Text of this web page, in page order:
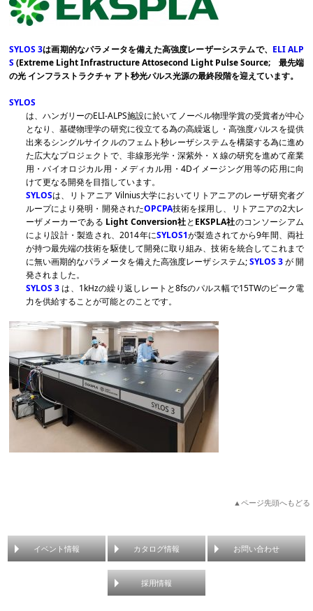
SYLOS 3は画期的なパラメータを備えた高強度レーザーシステムで、 ELI ALP
S (Extreme Light Infrastructure Attosecond Light Pulse Source;最先端
の光 インフラストラクチャ アト秒光パルス光源の最終段階を迎えています。
SYLOS
は、ハンガリーのELI-ALPS施設に於いてノーベル物理学賞の受賞者が中心
となり、基礎物理学の研究に役立てる為の高繰返し・高強度パルスを提供
出来るシングルサイクルのフェムト秒レーザシステムを構築する為に進め
た広大なプロジェクトで、非線形光学・深紫外・Ｘ線の研究を進めて産業
用・バイオロジカル用・メディカル用・4Dイメージング用等の応用に向
けて更なる開発を目指しています。
SYLOSは、リトアニア Vilnius大学においてリトアニアのレーザ研究者グ
ループにより発明・開発されたOPCPA技術を採用し、リトアニアの2大レ
ーザメーカーである Light Conversion社とEKSPLA社のコンソーシアム
により設計・製造され、2014年にSYLOS1が製造されてから9年間、両社
が持つ最先端の技術を駆使して開発に取り組み、技術を統合してこれまで
に無い画期的なパラメータを備えた高強度レーザシステム;SYLOS 3が 開
発されました。
SYLOS 3は、1kHzの繰り返しレートと8fsのパルス幅で15TWのピーク電
力を供給することが可能とのことです。
▲ページ先頭へもどる
イベント情報 カタログ情報 お問い合わせ
採用情報